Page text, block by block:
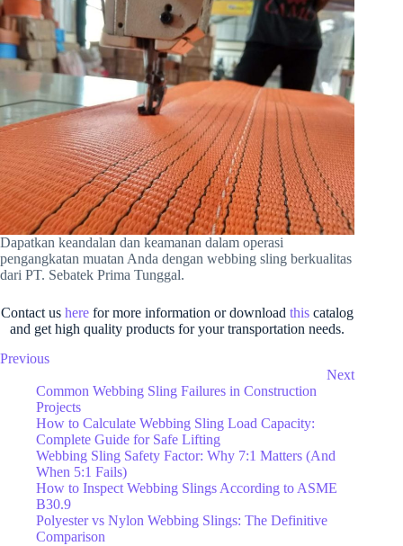
Dapatkan keandalan dan keamanan dalam operasi
pengangkatan muatan Anda dengan webbing sling berkualitas
dari PT. Sebatek Prima Tunggal.
Contact ushere for more information or downloadthis catalog
and get high quality products for your transportation needs.
Previous
Next
Common Webbing Sling Failures in Construction
Projects
How to Calculate Webbing Sling Load Capacity:
Complete Guide for Safe Lifting
Webbing Sling Safety Factor: Why 7:1 Matters (And
When 5:1 Fails)
How to Inspect Webbing Slings According to ASME
B30.9
Polyester vs Nylon Webbing Slings: The Definitive
Comparison